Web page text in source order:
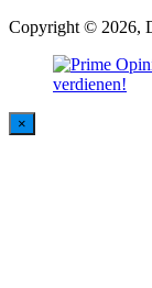
Copyright © 2026,
×